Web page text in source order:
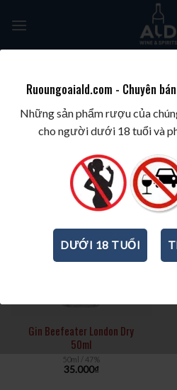
TRANG CHỦ RƯỢU PHA
Gin Beefeater London Dry
50ml
50ml / 47%
35.000₫
Ruoungoaiald.com - Chuyên
Những sản phẩm rượu của
cho người dưới 18 tuổi và
DƯỚI 18 TUỔI